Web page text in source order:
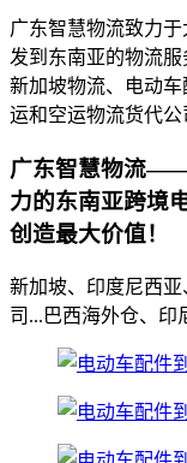
广东智慧物流致力
发到东南亚的物流
新加坡物流、电动
运和空运物流货代公
广东智慧物流
力的东南亚跨境
创造最大价值！
新加坡、印度尼西
司...巴西海外仓、印